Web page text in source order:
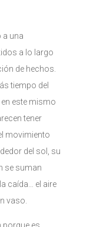
a una
a lo largo
de hechos.
tiempo del
este mismo
tener
movimiento
del sol, su
se suman
caída… el aire
vaso.